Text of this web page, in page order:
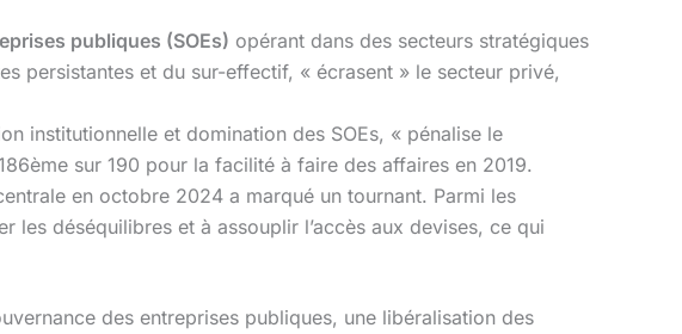
publiques (SOEs) opérant dans des secteurs stratégiques
persistantes et du sur-effectif, « écrasent » le secteur privé,
institutionnelle et domination des SOEs, « pénalise le
sur 190 pour la facilité à faire des affaires en 2019.
en octobre 2024 a marqué un tournant. Parmi les
les déséquilibres et à assouplir l’accès aux devises, ce qui
des entreprises publiques, une libéralisation des